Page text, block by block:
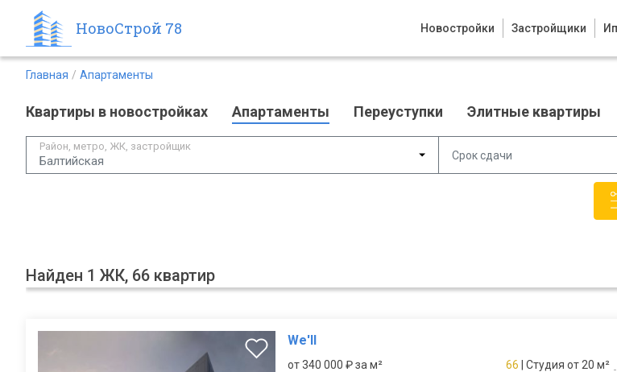
НовоСтрой 78 Новостройки Застройщики
Главная Апартаменты
Квартиры в новостройках Апартаменты Переуступки Элитные квартиры
Район, метро, ЖК, застройщик
Балтийская Срок сдачи
Найден 1 ЖК, 66 квартир
We'll
от 340 000 ₽ за м²
66 | Студия от 20 м²